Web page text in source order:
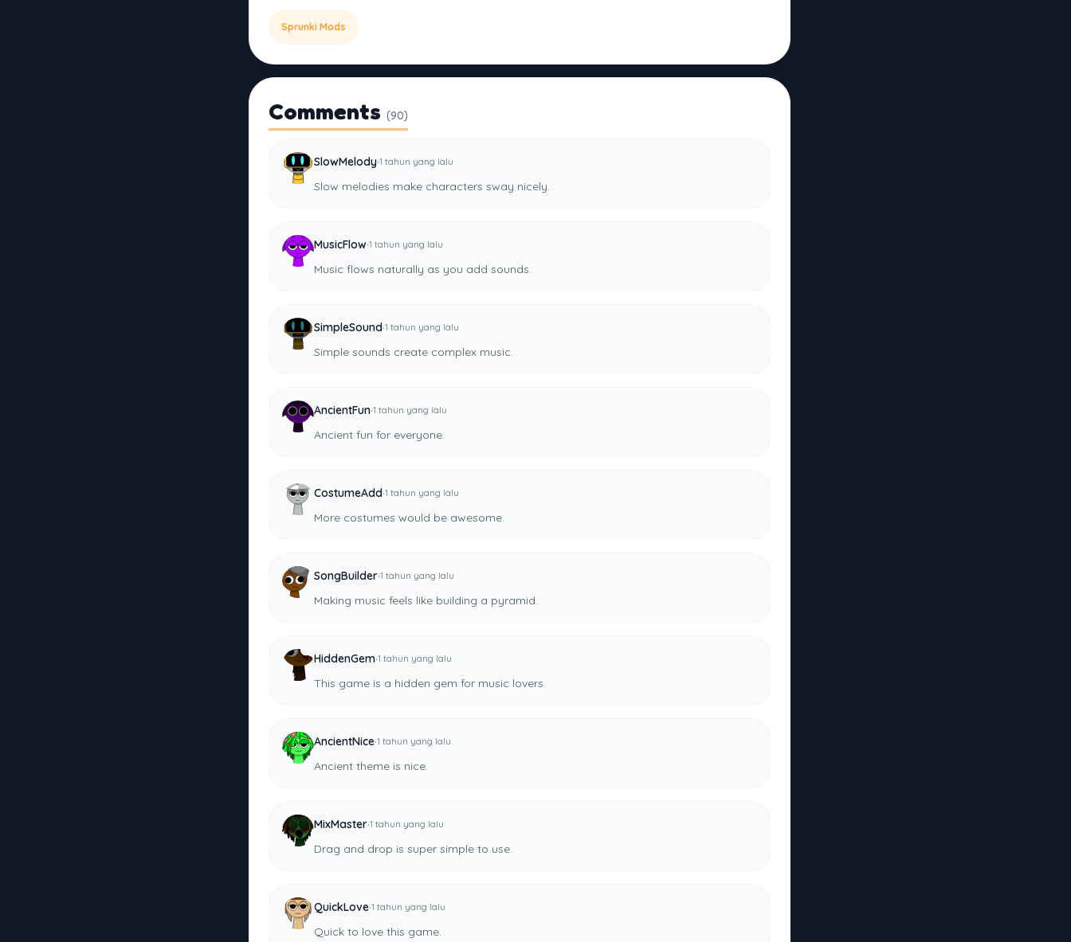
Sprunki Mods
Comments (90)
SlowMelody·1 tahun yang lalu
Slow melodies make characters sway nicely.
MusicFlow·1 tahun yang lalu
Music flows naturally as you add sounds.
SimpleSound·1 tahun yang lalu
Simple sounds create complex music.
AncientFun·1 tahun yang lalu
Ancient fun for everyone.
CostumeAdd·1 tahun yang lalu
More costumes would be awesome.
SongBuilder·1 tahun yang lalu
Making music feels like building a pyramid.
HiddenGem·1 tahun yang lalu
This game is a hidden gem for music lovers.
AncientNice·1 tahun yang lalu
Ancient theme is nice.
MixMaster·1 tahun yang lalu
Drag and drop is super simple to use.
QuickLove·1 tahun yang lalu
Quick to love this game.